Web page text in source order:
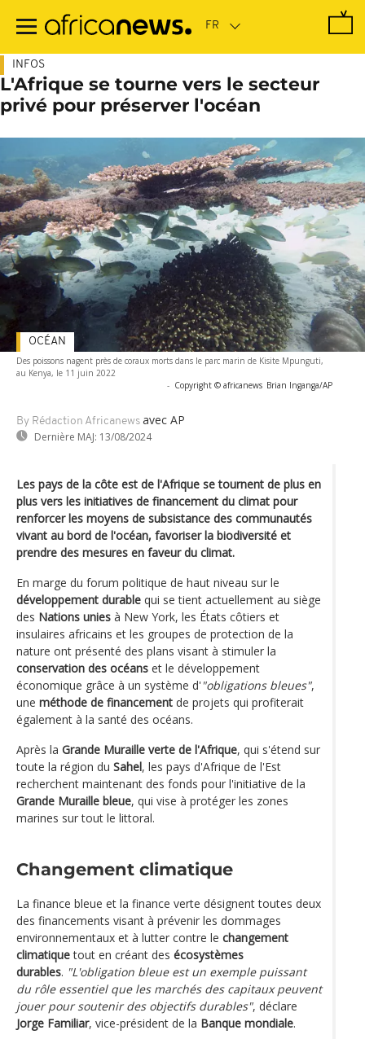
contenu
INFOS
L'Afrique se tourne vers le secteur
privé pour préserver l'océan
Des poissons nagent près de coraux morts dans le parc marin de Kisite Mpunguti,
au Kenya, le 11 juin 2022
- Copyright © africanews Brian Inganga/AP
By Rédaction Africanews avec AP
Dernière MAJ: 13/08/2024
OCÉAN
Les pays de la côte est de l'Afrique se tournent de plus en
plus vers les initiatives de financement du climat pour
renforcer les moyens de subsistance des communautés
vivant au bord de l'océan, favoriser la biodiversité et
prendre des mesures en faveur du climat.
En marge du forum politique de haut niveau sur le
développement durable qui se tient actuellement au siège
des Nations unies à New York, les États côtiers et
insulaires africains et les groupes de protection de la
nature ont présenté des plans visant à stimuler la
conservation des océans et le développement
économique grâce à un système d' "obligations bleues",
une méthode de financement de projets qui profiterait
également à la santé des océans.
Après la Grande Muraille verte de l'Afrique, qui s'étend sur
toute la région du Sahel, les pays d'Afrique de l'Est
recherchent maintenant des fonds pour l'initiative de la
Grande Muraille bleue, qui vise à protéger les zones
marines sur tout le littoral.
Changement climatique
La finance bleue et la finance verte désignent toutes deux
des financements visant à prévenir les dommages
environnementaux et à lutter contre le changement
climatiquetout en créant des écosystèmes
durables. "L'obligation bleue est un exemple puissant
du rôle essentiel que les marchés des capitaux peuvent
jouer pour soutenir des objectifs durables", déclare
Jorge Familiar, vice-président de la Banque mondiale.